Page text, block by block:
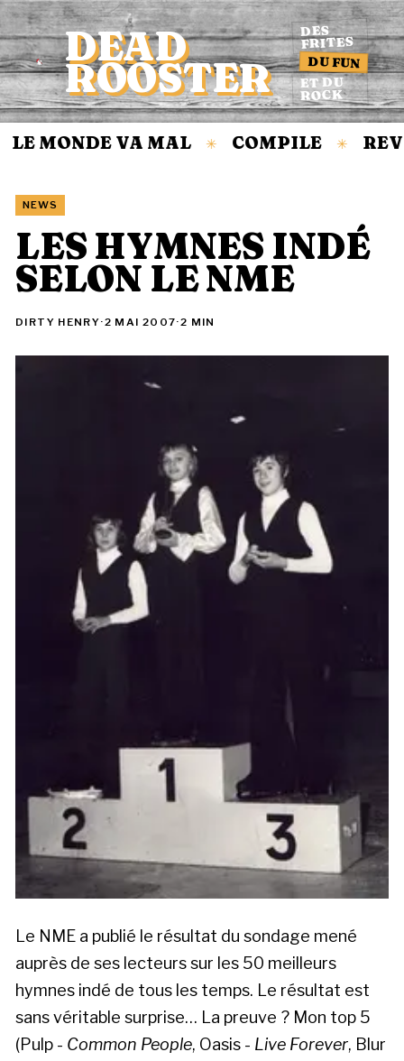
Accueil
DEAD
ROOSTER
DES
FRITES
DU FUN
ET DU
ROCK
MONDE VA MAL ✳ COMPILE ✳
NEWS
LES HYMNES INDÉ
SELON LE NME
DIRTY HENRY·2 MAI 2007·2 MIN
Le NME a publié le résultat du sondage mené
auprès de ses lecteurs sur les 50 meilleurs
hymnes indé de tous les temps. Le résultat est
sans véritable surprise… La preuve ? Mon top 5
(Pulp - Common People, Oasis - Live Forever, Blur